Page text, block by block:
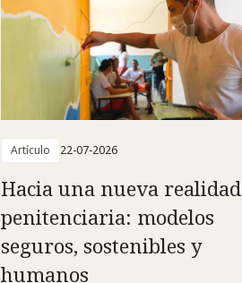
Artículo 22-07-2026
Hacia una nueva realidad
penitenciaria: modelos
seguros, sostenibles y
humanos